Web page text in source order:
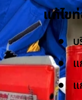
แก้ไข
บ